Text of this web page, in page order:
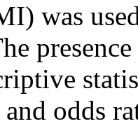
was
and odds